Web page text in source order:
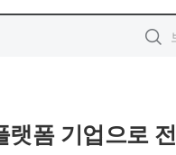
폼 기업으로